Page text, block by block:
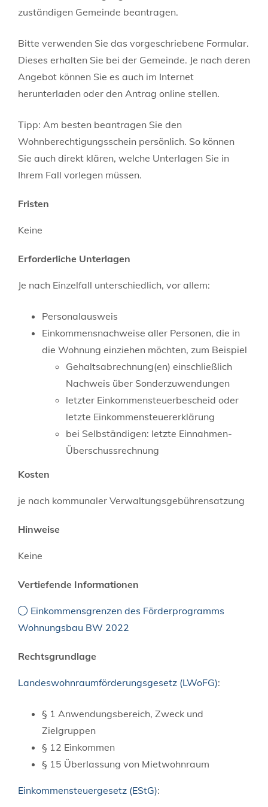
zuständigen Gemeinde beantragen.
Bitte verwenden Sie das vorgeschriebene Formular.
Dieses erhalten Sie bei der Gemeinde. Je nach deren
Angebot können Sie es auch im Internet
herunterladen oder den Antrag online stellen.
Tipp: Am besten beantragen Sie den
Wohnberechtigungsschein persönlich. So können
Sie auch direkt klären, welche Unterlagen Sie in
Ihrem Fall vorlegen müssen.
Fristen
Keine
Erforderliche Unterlagen
Je nach Einzelfall unterschiedlich, vor allem:
Personalausweis
Einkommensnachweise aller Personen, die in
die Wohnung einziehen möchten, zum Beispiel
Gehaltsabrechnung(en) einschließlich
Nachweis über Sonderzuwendungen
letzter Einkommensteuerbescheid oder
letzte Einkommensteuererklärung
bei Selbständigen: letzte Einnahmen-
Überschussrechnung
Kosten
je nach kommunaler Verwaltungsgebührensatzung
Hinweise
Keine
Vertiefende Informationen
Einkommensgrenzen des Förderprogramms
Wohnungsbau BW 2022
Rechtsgrundlage
Landeswohnraumförderungsgesetz (LWoFG):
§ 1 Anwendungsbereich, Zweck und
Zielgruppen
§ 12 Einkommen
§ 15 Überlassung von Mietwohnraum
Einkommensteuergesetz (EStG):